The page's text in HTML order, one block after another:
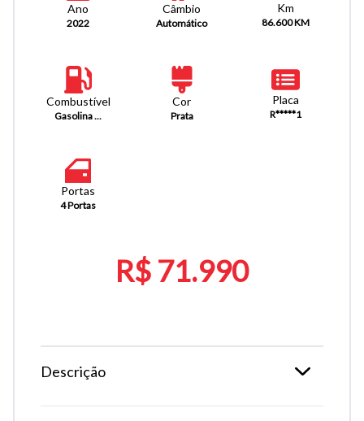
Ano
2022
Câmbio
Automático
Km
86.600 KM
Combustível
Gasolina ...
Cor
Prata
Placa
R*****1
Portas
4 Portas
R$ 71.990
Descrição